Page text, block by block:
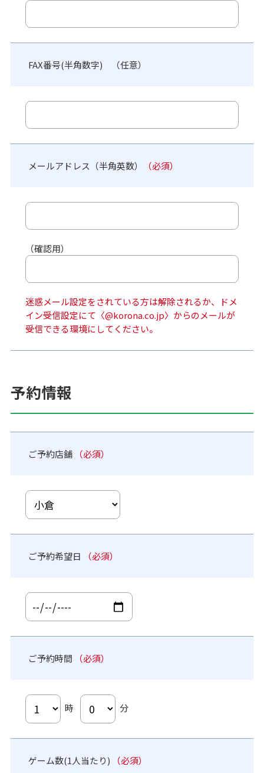
FAX番号(半角数字) （任意）
メールアドレス（半角英数） （必須）
（確認用）
迷惑メール設定をされている方は解除されるか、ドメ
イン受信設定にて〈@korona.co.jp〉からのメールが
受信できる環境にしてください。
予約情報
ご予約店舗 （必須）
ご予約希望日 （必須）
ご予約時間 （必須）
時 分
ゲーム数(1人当たり) （必須）